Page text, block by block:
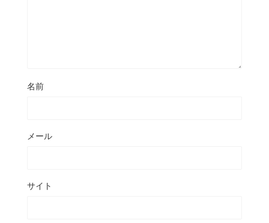
名前
メール
サイト